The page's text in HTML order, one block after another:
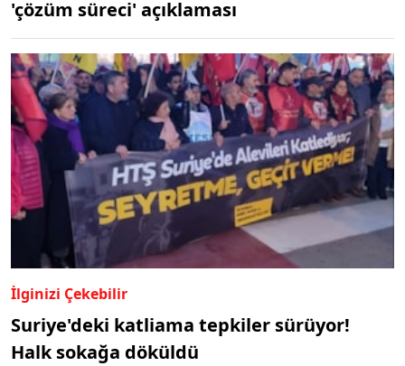
'çözüm süreci' açıklaması
İlginizi Çekebilir
Suriye'deki katliama tepkiler sürüyor!
Halk sokağa döküldü